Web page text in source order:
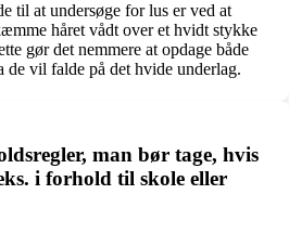
til at undersøge for lus er ved at
håret vådt over et hvidt stykke
gør det nemmere at opdage både
de vil falde på det hvide underlag.
man bør tage, hvis
i forhold til skole eller